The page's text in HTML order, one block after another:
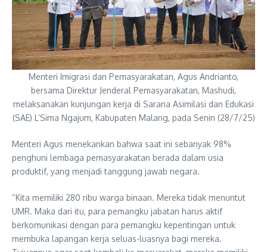
Menteri Imigrasi dan Pemasyarakatan, Agus Andrianto,
bersama Direktur Jenderal Pemasyarakatan, Mashudi,
melaksanakan kunjungan kerja di Sarana Asimilasi dan Edukasi
(SAE) L’Sima Ngajum, Kabupaten Malang, pada Senin (28/7/25)
Menteri Agus menekankan bahwa saat ini sebanyak 98%
penghuni lembaga pemasyarakatan berada dalam usia
produktif, yang menjadi tanggung jawab negara.
“Kita memiliki 280 ribu warga binaan. Mereka tidak menuntut
UMR. Maka dari itu, para pemangku jabatan harus aktif
berkomunikasi dengan para pemangku kepentingan untuk
membuka lapangan kerja seluas-luasnya bagi mereka.